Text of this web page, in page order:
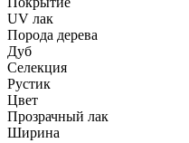
UV лак
Порода дерева
Дуб
Селекция
Рустик
Цвет
Прозрачный лак
Ширина